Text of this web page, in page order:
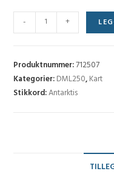
Heimefrontfjella
South
250)
-
D9
- +
Produktnummer:712507
Kategorier:DML250,Kart
Stikkord:Antarktis